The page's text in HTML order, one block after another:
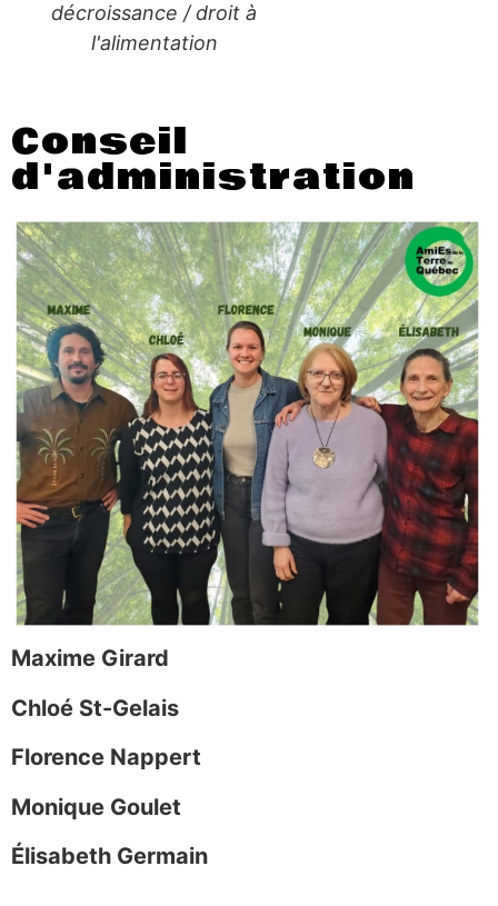
décroissance / droit à
l'alimentation
Conseil
d'administration
Maxime Girard
Chloé St-Gelais
Florence Nappert
Monique Goulet
Élisabeth Germain